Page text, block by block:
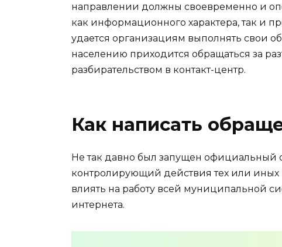
направлении должны своевременно и
как информационного характера, так и
удается организациям выполнять свои
населению приходится обращаться за
разбирательством в контакт-центр.
Как написать
Не так давно был запущен официальный
контролирующий действия тех или
влиять на работу всей муниципальной
интернета.